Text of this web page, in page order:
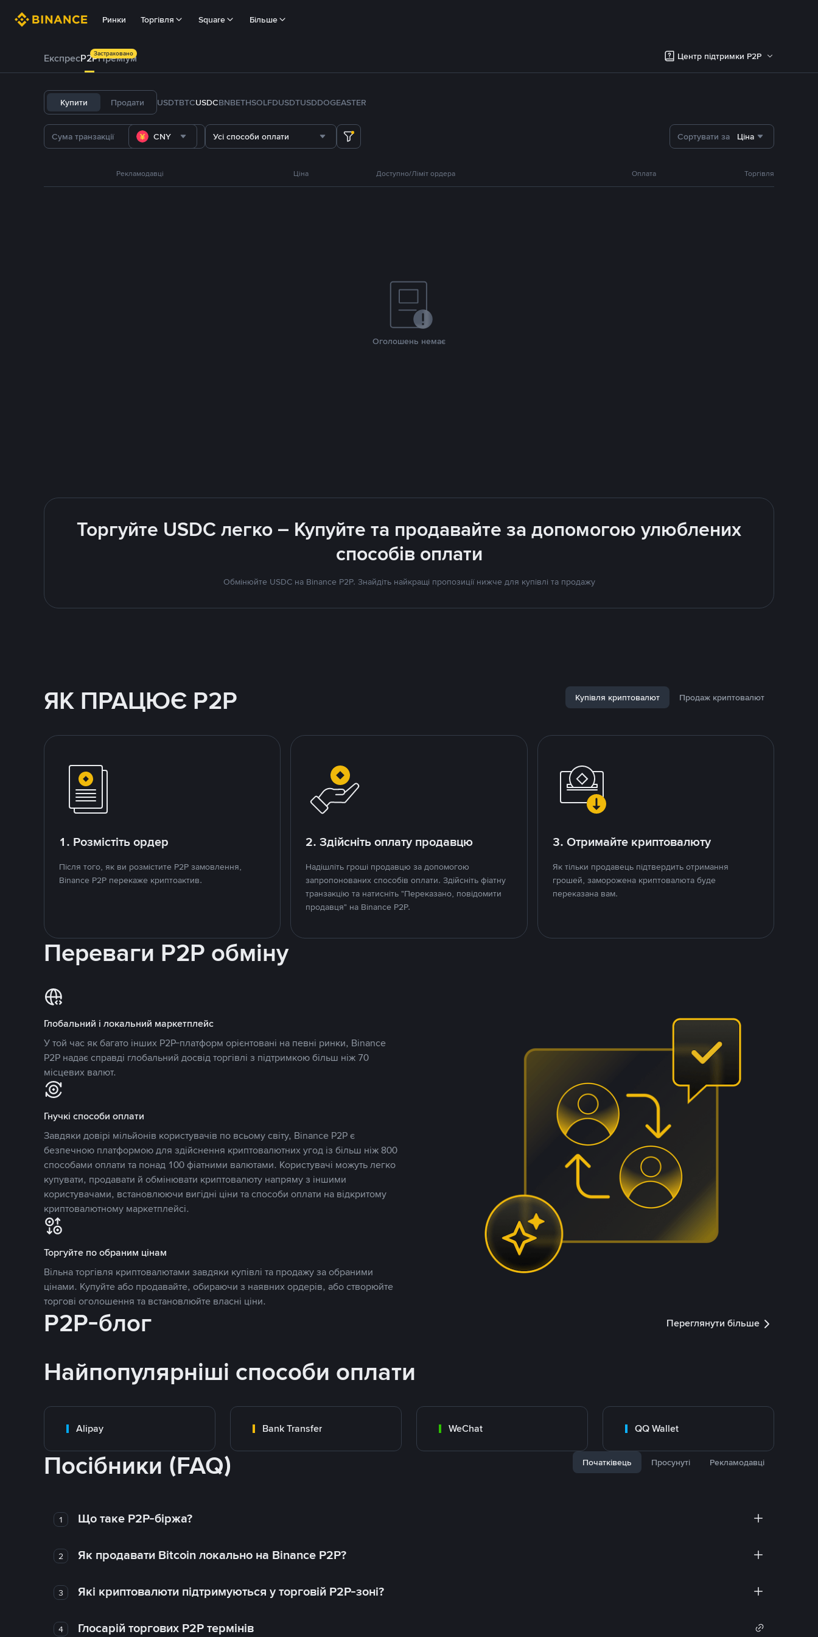
Ринки Торгівля Square Більше
ЕкспресP2PПреміум
Застраховано Центр підтримки P2P
Купити Продати USDTBTCUSDCBNBETHSOLFDUSDTUSDDOGEASTER
CNY Усі способи оплати Сортувати за Ціна
Рекламодавці Ціна Доступно/Ліміт ордера Оплата Торгівля
Оголошень немає
Торгуйте USDC легко – Купуйте та продавайте за допомогою улюблених
способів оплати
Обмінюйте USDC на Binance P2P. Знайдіть найкращі пропозиції нижче для купівлі та продажу
ЯК ПРАЦЮЄ P2P Купівля криптовалют Продаж криптовалют
1. Розмістіть ордер
Після того, як ви розмістите P2P замовлення,
Binance P2P перекаже криптоактив.
2. Здійсніть оплату продавцю
Надішліть гроші продавцю за допомогою
запропонованих способів оплати. Здійсніть фіатну
транзакцію та натисніть "Переказано, повідомити
продавця" на Binance P2P.
3. Отримайте криптовалюту
Як тільки продавець підтвердить отримання
грошей, заморожена криптовалюта буде
переказана вам.
Переваги P2P обміну
Глобальний і локальний маркетплейс
У той час як багато інших P2P-платформ орієнтовані на певні ринки, Binance
P2P надає справді глобальний досвід торгівлі з підтримкою більш ніж 70
місцевих валют.
Гнучкі способи оплати
Завдяки довірі мільйонів користувачів по всьому світу, Binance P2P є
безпечною платформою для здійснення криптовалютних угод із більш ніж 800
способами оплати та понад 100 фіатними валютами. Користувачі можуть легко
купувати, продавати й обмінювати криптовалюту напряму з іншими
користувачами, встановлюючи вигідні ціни та способи оплати на відкритому
криптовалютному маркетплейсі.
Торгуйте по обраним цінам
Вільна торгівля криптовалютами завдяки купівлі та продажу за обраними
цінами. Купуйте або продавайте, обираючи з наявних ордерів, або створюйте
торгові оголошення та встановлюйте власні ціни.
P2P-блог Переглянути більше
Найпопулярніші способи оплати
Alipay Bank Transfer WeChat QQ Wallet
Посібники (FAQ) Початківець Просунуті Рекламодавці
1 Що таке P2P-біржа?
2 Як продавати Bitcoin локально на Binance P2P?
3 Які криптовалюти підтримуються у торговій P2P-зоні?
4 Глосарій торгових P2P термінів